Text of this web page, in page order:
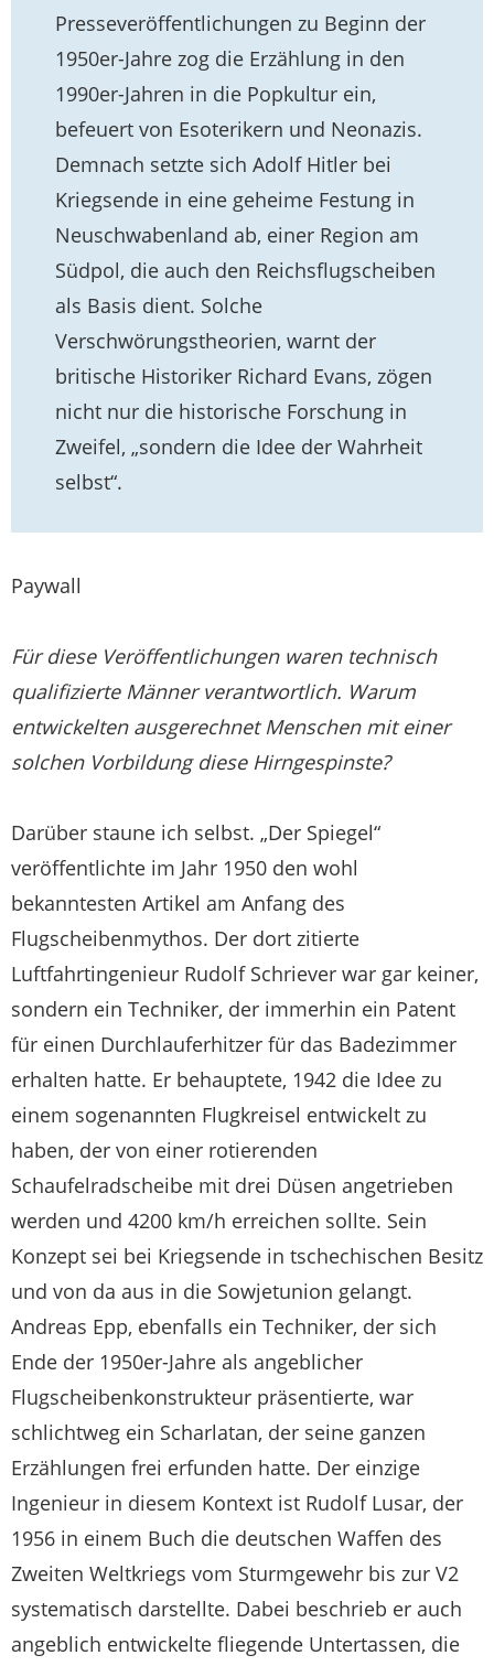
Presseveröffentlichungen zu Beginn der
1950er-Jahre zog die Erzählung in den
1990er-Jahren in die Popkultur ein,
befeuert von Esoterikern und Neonazis.
Demnach setzte sich Adolf Hitler bei
Kriegsende in eine geheime Festung in
Neuschwabenland ab, einer Region am
Südpol, die auch den Reichsflugscheiben
als Basis dient. Solche
Verschwörungstheorien, warnt der
britische Historiker Richard Evans, zögen
nicht nur die historische Forschung in
Zweifel, „sondern die Idee der Wahrheit
selbst“.
Paywall
Für diese Veröffentlichungen waren technisch
qualifizierte Männer verantwortlich. Warum
entwickelten ausgerechnet Menschen mit einer
solchen Vorbildung diese Hirngespinste?
Darüber staune ich selbst. „Der Spiegel“
veröffentlichte im Jahr 1950 den wohl
bekanntesten Artikel am Anfang des
Flugscheibenmythos. Der dort zitierte
Luftfahrtingenieur Rudolf Schriever war gar keiner,
sondern ein Techniker, der immerhin ein Patent
für einen Durchlauferhitzer für das Badezimmer
erhalten hatte. Er behauptete, 1942 die Idee zu
einem sogenannten Flugkreisel entwickelt zu
haben, der von einer rotierenden
Schaufelradscheibe mit drei Düsen angetrieben
werden und 4200 km/h erreichen sollte. Sein
Konzept sei bei Kriegsende in tschechischen Besitz
und von da aus in die Sowjetunion gelangt.
Andreas Epp, ebenfalls ein Techniker, der sich
Ende der 1950er-Jahre als angeblicher
Flugscheibenkonstrukteur präsentierte, war
schlichtweg ein Scharlatan, der seine ganzen
Erzählungen frei erfunden hatte. Der einzige
Ingenieur in diesem Kontext ist Rudolf Lusar, der
1956 in einem Buch die deutschen Waffen des
Zweiten Weltkriegs vom Sturmgewehr bis zur V2
systematisch darstellte. Dabei beschrieb er auch
angeblich entwickelte fliegende Untertassen, die